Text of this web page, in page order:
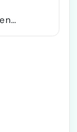
laten
of